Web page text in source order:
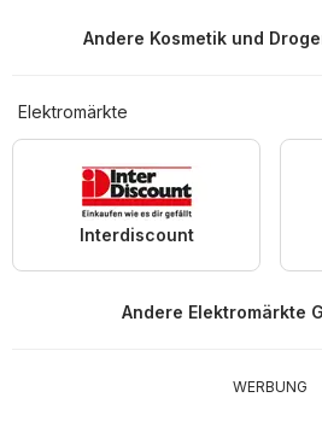
Andere Kosmetik und
Elektromärkte
Interdiscount
Andere Elektromärkte
WERBUNG